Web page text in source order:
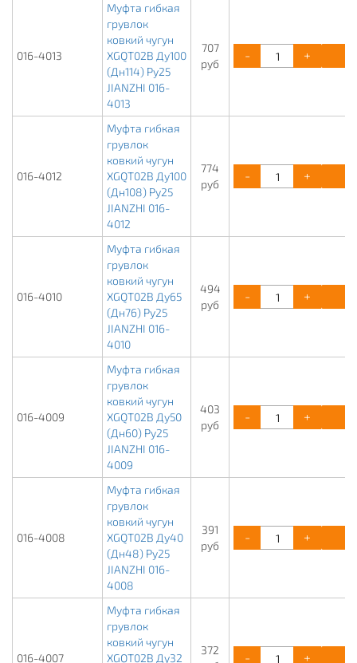
016-4013
Муфта гибкая
грувлок
ковкий чугун
XGQT02B Ду100
(Дн114) Ру25
JIANZHI 016-
4013
707
руб
- +
016-4012
Муфта гибкая
грувлок
ковкий чугун
XGQT02B Ду100
(Дн108) Ру25
JIANZHI 016-
4012
774
руб
- +
016-4010
Муфта гибкая
грувлок
ковкий чугун
XGQT02B Ду65
(Дн76) Ру25
JIANZHI 016-
4010
494
руб
- +
016-4009
Муфта гибкая
грувлок
ковкий чугун
XGQT02B Ду50
(Дн60) Ру25
JIANZHI 016-
4009
403
руб
- +
016-4008
Муфта гибкая
грувлок
ковкий чугун
XGQT02B Ду40
(Дн48) Ру25
JIANZHI 016-
4008
391
руб
- +
016-4007
Муфта гибкая
грувлок
ковкий чугун
XGQT02B Ду32
372
- +